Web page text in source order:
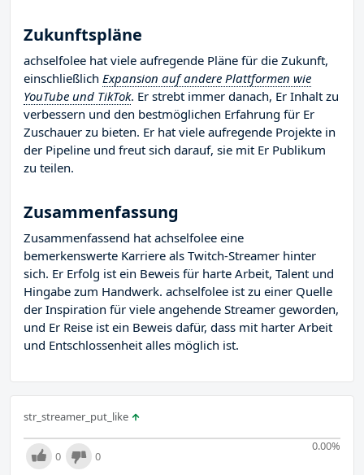
Zukunftspläne
achselfolee hat viele aufregende Pläne für die Zukunft,
einschließlich Expansion auf andere Plattformen wie
YouTube und TikTok. Er strebt immer danach, Er Inhalt zu
verbessern und den bestmöglichen Erfahrung für Er
Zuschauer zu bieten. Er hat viele aufregende Projekte in
der Pipeline und freut sich darauf, sie mit Er Publikum
zu teilen.
Zusammenfassung
Zusammenfassend hat achselfolee eine
bemerkenswerte Karriere als Twitch-Streamer hinter
sich. Er Erfolg ist ein Beweis für harte Arbeit, Talent und
Hingabe zum Handwerk. achselfolee ist zu einer Quelle
der Inspiration für viele angehende Streamer geworden,
und Er Reise ist ein Beweis dafür, dass mit harter Arbeit
und Entschlossenheit alles möglich ist.
str_streamer_put_like
0.00%
0 0